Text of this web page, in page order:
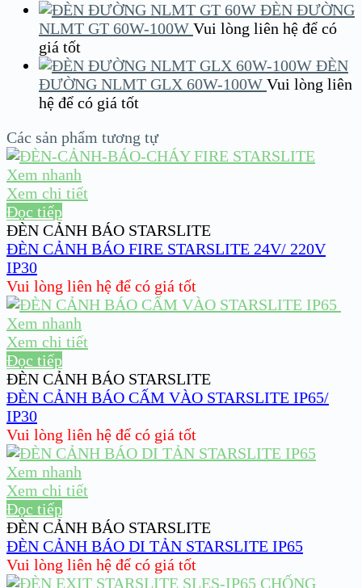
ĐÈN ĐƯỜNG
NLMT GT 60W-100W Vui lòng liên hệ để có
giá tốt
ĐÈN
ĐƯỜNG NLMT GLX 60W-100W Vui lòng liên
hệ để có giá tốt
Các sản phẩm tương tự
Xem nhanh
Xem chi tiết
Đọc tiếp
ĐÈN CẢNH BÁO STARSLITE
ĐÈN CẢNH BÁO FIRE STARSLITE 24V/ 220V
IP30
Vui lòng liên hệ để có giá tốt
Xem nhanh
Xem chi tiết
Đọc tiếp
ĐÈN CẢNH BÁO STARSLITE
ĐÈN CẢNH BÁO CẤM VÀO STARSLITE IP65/
IP30
Vui lòng liên hệ để có giá tốt
Xem nhanh
Xem chi tiết
Đọc tiếp
ĐÈN CẢNH BÁO STARSLITE
ĐÈN CẢNH BÁO DI TẢN STARSLITE IP65
Vui lòng liên hệ để có giá tốt